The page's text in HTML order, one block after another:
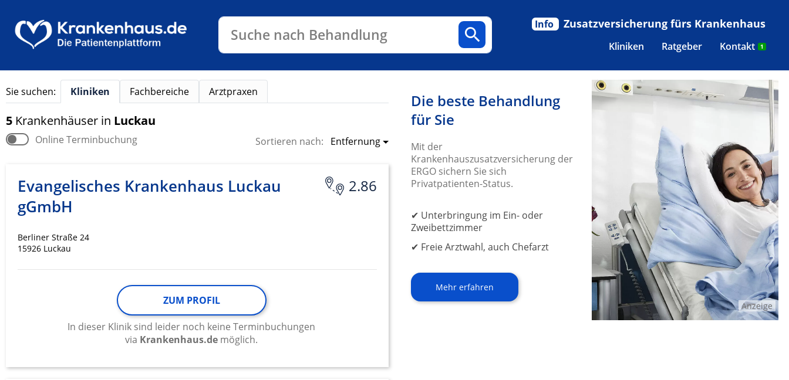
Suche nach Behandlung
Kliniken
Ratgeber Kontakt 1
Info Zusatzversicherung fürs Krankenhaus
Sie suchen: Kliniken Fachbereiche Arztpraxen
5 Krankenhäuser in Luckau
Online Terminbuchung Sortieren nach: Entfernung
2.86
Evangelisches Krankenhaus Luckau
gGmbH
Berliner Straße 24
15926 Luckau
ZUM PROFIL
In dieser Klinik sind leider noch keine Terminbuchungen
via Krankenhaus.de möglich.
Die beste Behandlung
für Sie
Mit der
Krankenhauszusatzversicherung der
ERGO sichern Sie sich
Privatpatienten-Status.
✔ Unterbringung im Ein- oder
Zweibettzimmer
✔ Freie Arztwahl, auch Chefarzt
Mehr erfahren
Anzeige